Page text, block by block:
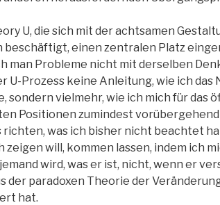
U, die sich mit der achtsamen
einen zentralen Platz
man Probleme nicht mit derselben
U-Prozess keine Anleitung, wie ich das
vielmehr, wie ich mich für das
Positionen zumindest vorübergehend
was ich bisher nicht beachtet
will, kommen lassen, indem ich
wird, was er ist, nicht, wenn er
der paradoxen Theorie der
hat.